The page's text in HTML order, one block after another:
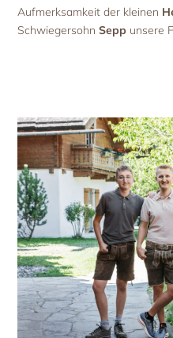
Aufmerksamkeit der kleinen
SchwiegersohnSepp unsere